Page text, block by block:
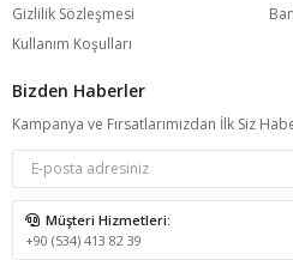
Gizlilik Sözleşmesi
Kullanım Koşulları
Bizden Haberler
Kampanya ve Fırsatlarımızdan İlk Siz
Müşteri Hizmetleri:
+90 (534) 413 82 39